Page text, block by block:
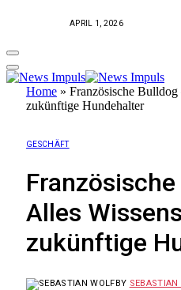
APRIL 1, 2026
Home » Französische
zukünftige Hundehalter
GESCHÄFT
Alles
zukünftige
BY SEBASTIAN